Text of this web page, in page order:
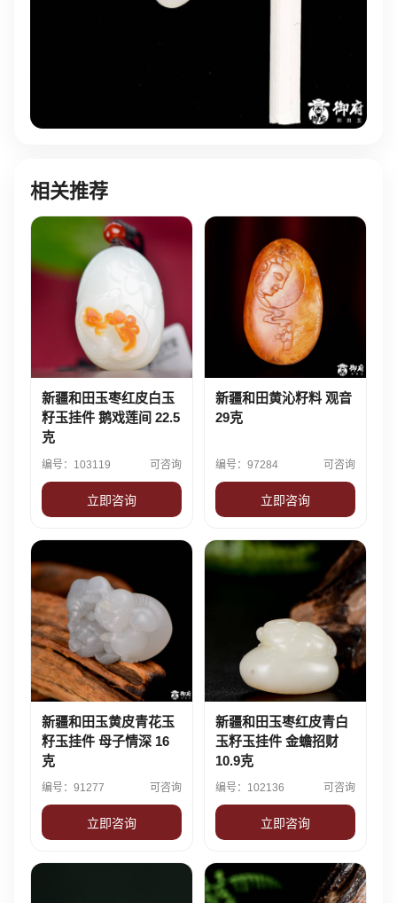
相关推荐
新疆和田玉枣红皮白玉
籽玉挂件 鹅戏莲间 22.5
克
编号：103119 可咨询
立即咨询
新疆和田黄沁籽料 观音
29克
编号：97284 可咨询
立即咨询
新疆和田玉黄皮青花玉
籽玉挂件 母子情深 16
克
编号：91277 可咨询
立即咨询
新疆和田玉枣红皮青白
玉籽玉挂件 金蟾招财
10.9克
编号：102136 可咨询
立即咨询